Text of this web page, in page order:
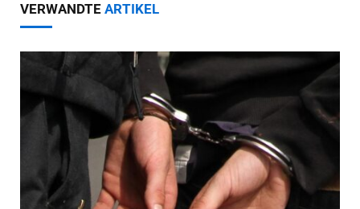
VERWANDTE ARTIKEL